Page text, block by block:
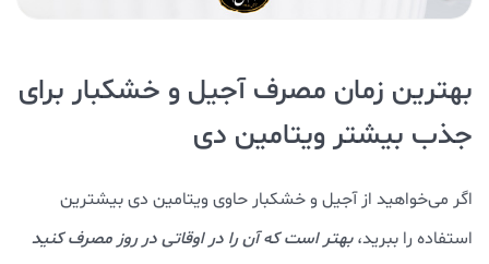
بهترین زمان مصرف آجیل و خشکبار برای
جذب بیشتر ویتامین دی
اگر می‌خواهید از آجیل و خشکبار حاوی ویتامین دی بیشترین
استفاده را ببرید،بهتر است که آن را در اوقاتی در روز مصرف کنید